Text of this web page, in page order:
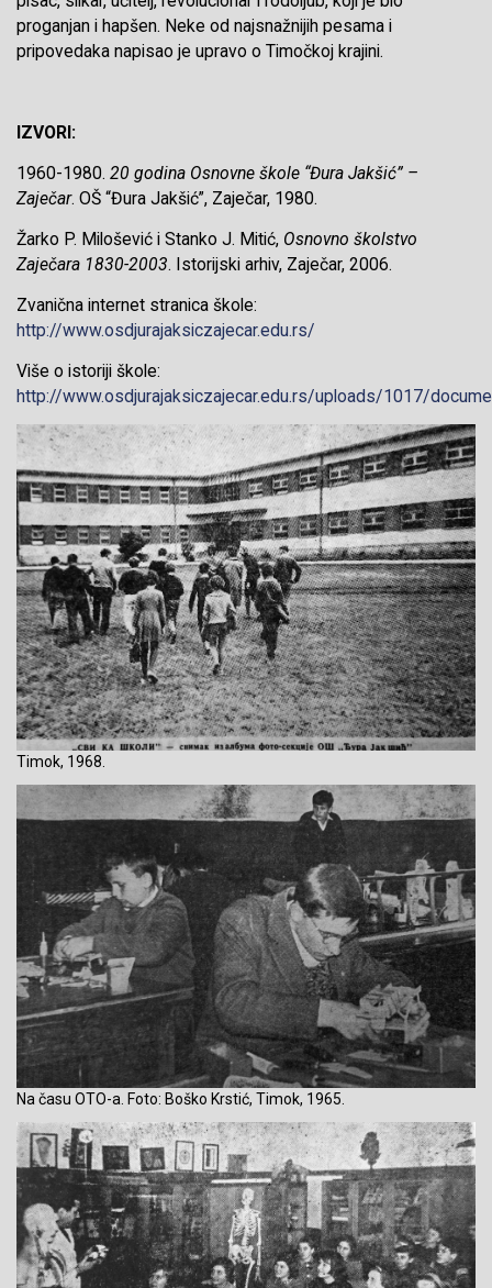
proganjan i hapšen. Neke od najsnažnijih pesama i
pripovedaka napisao je upravo o Timočkoj krajini.
IZVORI:
1960-1980. 20 godina Osnovne škole “Đura Jakšić” –
Zaječar. OŠ “Đura Jakšić”, Zaječar, 1980.
Žarko P. Milošević i Stanko J. Mitić, Osnovno školstvo
Zaječara 1830-2003. Istorijski arhiv, Zaječar, 2006.
Zvanična internet stranica škole:
http://www.osdjurajaksiczajecar.edu.rs/
Više o istoriji škole:
http://www.osdjurajaksiczajecar.edu.rs/uploads/1017/
Timok, 1968.
Na času OTO-a. Foto: Boško Krstić, Timok, 1965.